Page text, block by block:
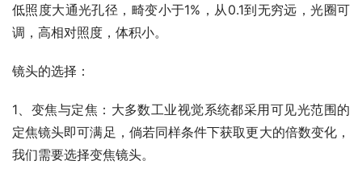
低照度大通光孔径，畸变小于1%，从0.1到无穷远，光圈可
调，高相对照度，体积小。
镜头的选择：
1、变焦与定焦：大多数工业视觉系统都采用可见光范围的
定焦镜头即可满足，倘若同样条件下获取更大的倍数变化，
我们需要选择变焦镜头。